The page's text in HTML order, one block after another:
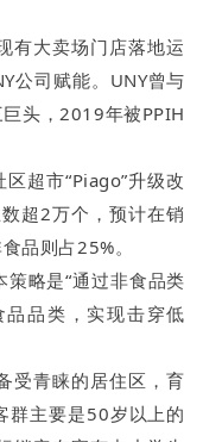
有大卖场门店落地运
公司赋能。UNY曾与
头，2019年被PPIH
超市“Piago”升级改
超2万个，预计在销
品则占25%。
略是“通过非食品类
品类，实现击穿低
受青睐的居住区，育
群主要是50岁以上的